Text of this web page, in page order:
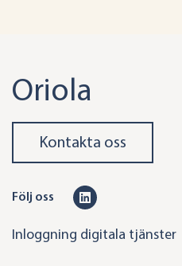
Oriola
Kontakta oss
Följ oss
n
Inloggning digitala tjänster